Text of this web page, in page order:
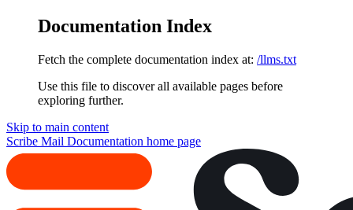
Documentation Index
Fetch the complete documentation index at: /llms.txt
Use this file to discover all available pages before
exploring further.
Skip to main content
Scribe Mail Documentation home page